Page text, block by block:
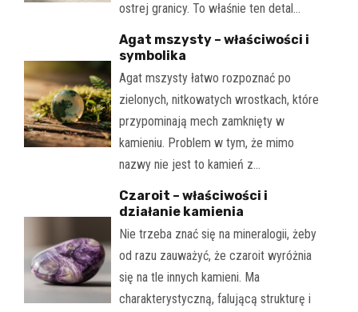
ostrej granicy. To właśnie ten detal…
Agat mszysty – właściwości i
symbolika
Agat mszysty łatwo rozpoznać po
zielonych, nitkowatych wrostkach, które
przypominają mech zamknięty w
kamieniu. Problem w tym, że mimo
nazwy nie jest to kamień z…
Czaroit – właściwości i
działanie kamienia
Nie trzeba znać się na mineralogii, żeby
od razu zauważyć, że czaroit wyróżnia
się na tle innych kamieni. Ma
charakterystyczną, falującą strukturę i